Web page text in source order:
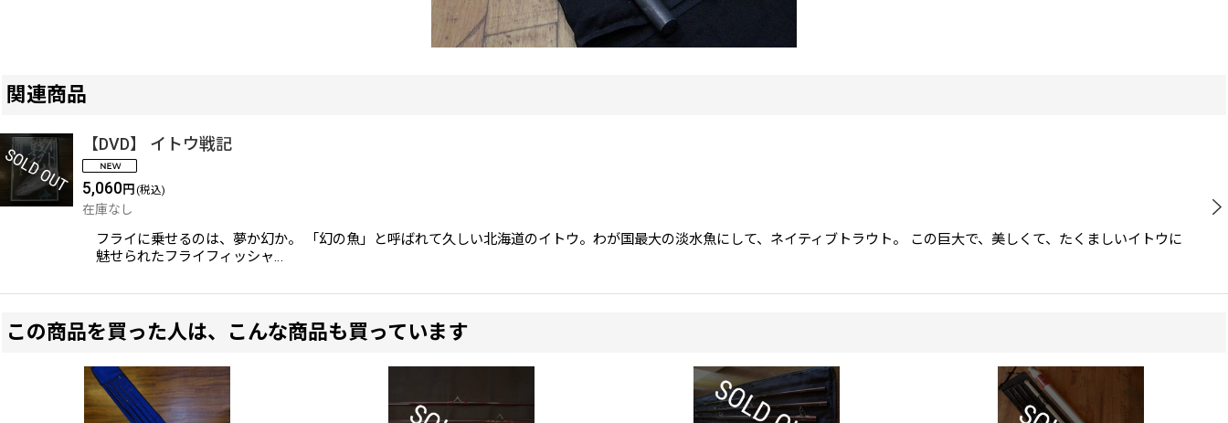
関連商品
【DVD】 イトウ戦記
5,060円 (税込)
在庫なし
フライに乗せるのは、夢か幻か。 「幻の魚」と呼ばれて久しい北海道のイトウ。わが国最大の淡水魚にして、ネイティブトラウト。 この巨大で、美しくて、たくましいイトウに
魅せられたフライフィッシャ…
この商品を買った人は、こんな商品も買っています